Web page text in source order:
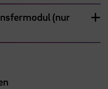
(nur